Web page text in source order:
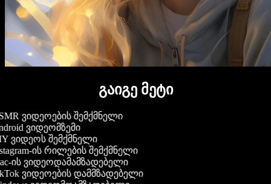
გაიგე მეტი
ვიდეოების შემქმნელი
ვიდეომზემი
ვიდეოს შემქმნელი
ის რილების შემქმნელი
ის ვიდეოდამამზადებელი
ვიდეოების დამმზადებელი